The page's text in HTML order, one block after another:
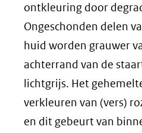
ontkleuring door
Ongeschonden delen
huid worden grauwer
achterrand van de
lichtgrijs. Het
verkleuren van (vers)
en dit gebeurt van